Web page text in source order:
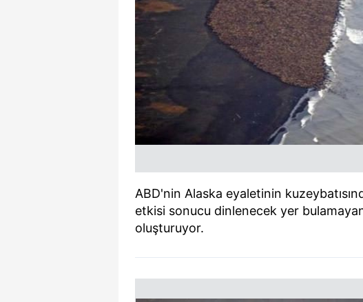
ABD'nin Alaska eyaletinin
etkisi sonucu dinlenecek yer
oluşturuyor.